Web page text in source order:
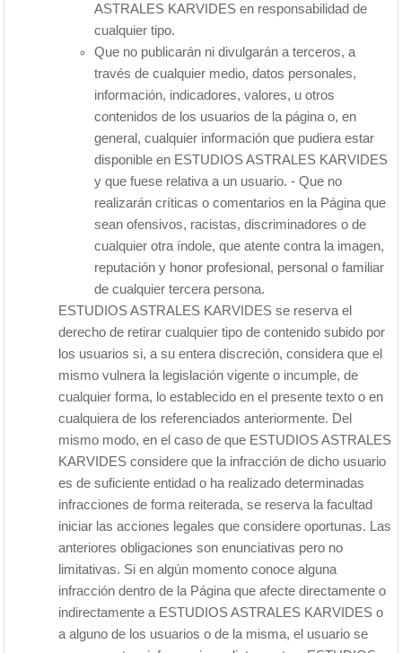
ASTRALES KARVIDES en responsabilidad de
cualquier tipo.
Que no publicarán ni divulgarán a terceros, a
través de cualquier medio, datos personales,
información, indicadores, valores, u otros
contenidos de los usuarios de la página o, en
general, cualquier información que pudiera estar
disponible en ESTUDIOS ASTRALES KARVIDES
y que fuese relativa a un usuario. - Que no
realizarán críticas o comentarios en la Página que
sean ofensivos, racistas, discriminadores o de
cualquier otra índole, que atente contra la imagen,
reputación y honor profesional, personal o familiar
de cualquier tercera persona.
ESTUDIOS ASTRALES KARVIDES se reserva el
derecho de retirar cualquier tipo de contenido subido por
los usuarios si, a su entera discreción, considera que el
mismo vulnera la legislación vigente o incumple, de
cualquier forma, lo establecido en el presente texto o en
cualquiera de los referenciados anteriormente. Del
mismo modo, en el caso de que ESTUDIOS ASTRALES
KARVIDES considere que la infracción de dicho usuario
es de suficiente entidad o ha realizado determinadas
infracciones de forma reiterada, se reserva la facultad
iniciar las acciones legales que considere oportunas. Las
anteriores obligaciones son enunciativas pero no
limitativas. Si en algún momento conoce alguna
infracción dentro de la Página que afecte directamente o
indirectamente a ESTUDIOS ASTRALES KARVIDES o
a alguno de los usuarios o de la misma, el usuario se